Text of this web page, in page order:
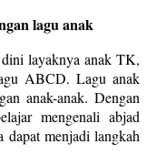
lagu anak
layaknya anak TK,
ABCD. Lagu anak
anak-anak. Dengan
mengenali abjad
dapat menjadi langkah